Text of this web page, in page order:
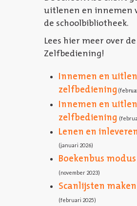
uitlenen en innemen
de schoolbibliotheek.
Lees hier meer over
Zelfbediening!
Innemen en
zelfbediening
Innemen en
zelfbediening
Lenen en
(januari 2026)
Boekenbus
(november 2023)
Scanlijsten
(februari 2025)